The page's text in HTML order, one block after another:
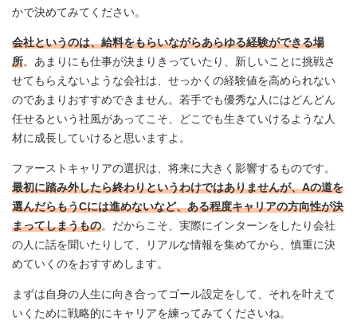
かで決めてみてください。
会社というのは、給料をもらいながらあらゆる経験ができる場
所。あまりにも仕事が決まりきっていたり、新しいことに挑戦さ
せてもらえないような会社は、せっかくの経験値を高められない
のであまりおすすめできません。若手でも優秀な人にはどんどん
任せるという社風があってこそ、どこでも生きていけるような人
材に成長していけると思いますよ。
ファーストキャリアの選択は、将来に大きく影響するものです。
最初に踏み外したら終わりというわけではありませんが、Aの道を
選んだらもうCには進めないなど、ある程度キャリアの方向性が決
まってしまうもの。だからこそ、実際にインターンをしたり会社
の人に話を聞いたりして、リアルな情報を集めてから、慎重に決
めていくのをおすすめします。
まずは自身の人生に向き合ってゴール設定をして、それを叶えて
いくために戦略的にキャリアを練ってみてくださいね。